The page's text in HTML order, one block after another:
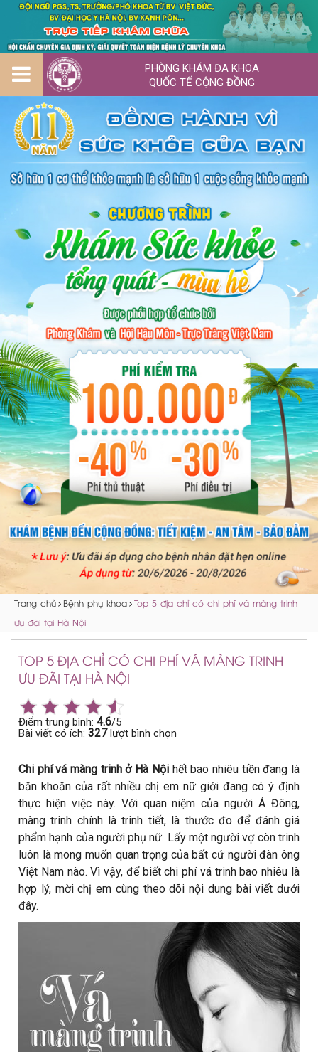
PHÒNG KHÁM ĐA KHOA
QUỐC TẾ CỘNG ĐỒNG
Trang chủ Bệnh phụ khoa Top 5 địa chỉ có chi phí vá màng trinh
ưu đãi tại Hà Nội
TOP 5 ĐỊA CHỈ CÓ CHI PHÍ VÁ MÀNG TRINH
ƯU ĐÃI TẠI HÀ NỘI
Điểm trung bình: 4.6/5
Bài viết có ích: 327lượt bình chọn
Chi phí vá màng trinh ở Hà Nộihết bao nhiêu tiền đang là
băn khoăn của rất nhiều chị em nữ giới đang có ý định
thực hiện việc này. Với quan niệm của người Á Đông,
màng trinh chính là trinh tiết, là thước đo để đánh giá
phẩm hạnh của người phụ nữ. Lấy một người vợ còn trinh
luôn là mong muốn quan trọng của bất cứ người đàn ông
Việt Nam nào. Vì vậy, để biết chi phí vá trinh bao nhiêu là
hợp lý, mời chị em cùng theo dõi nội dung bài viết dưới
đây.